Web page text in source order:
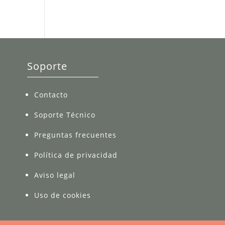
Soporte
Contacto
Soporte Técnico
Preguntas frecuentes
Política de privacidad
Aviso legal
Uso de cookies